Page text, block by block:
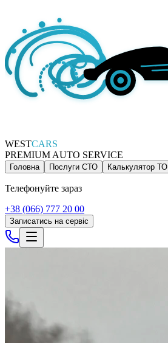
WESTCARS
PREMIUM AUTO SERVICE
Головна Послуги СТО Калькулятор ТО
Телефонуйте зараз
+38 (066) 777 20 00
Записатись на сервіс